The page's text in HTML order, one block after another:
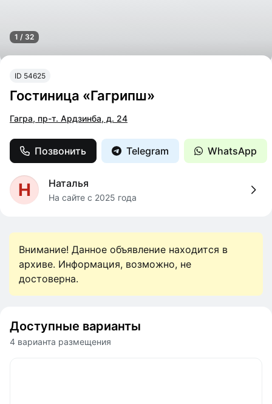
ID 54625
Гостиница «Гагрипш»
Гагра, пр-т. Ардзинба, д. 24
Позвонить Telegram WhatsApp
Н Наталья
На сайте с 2025 года
1 / 32
Внимание! Данное объявление находится в
архиве. Информация, возможно, не
достоверна.
Доступные варианты
4 варианта размещения